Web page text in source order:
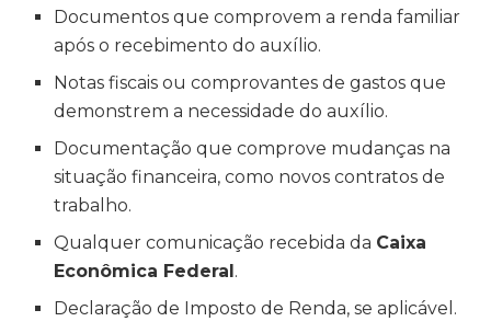
Documentos que comprovem a renda familiar
após o recebimento do auxílio.
Notas fiscais ou comprovantes de gastos que
demonstrem a necessidade do auxílio.
Documentação que comprove mudanças na
situação financeira, como novos contratos de
trabalho.
Qualquer comunicação recebida da Caixa
Econômica Federal .
Declaração de Imposto de Renda, se aplicável.